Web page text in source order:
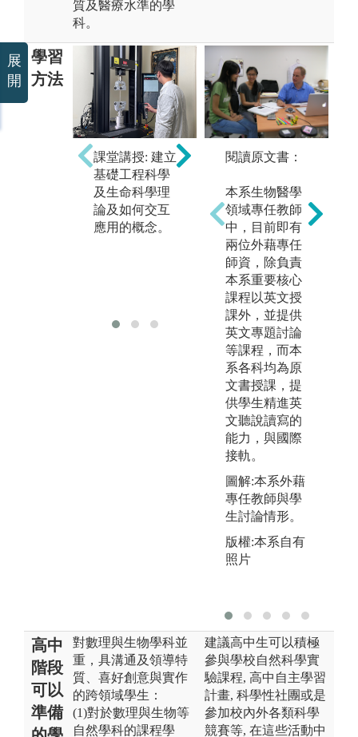
質及醫療水準的學
科。
學習
方法
課堂講授: 建立
基礎工程科學
及生命科學理
論及如何交互
應用的概念。
小組學習: 課程
式進行，從中
學習溝通協調
及團隊合作的
精神與能力。
閱讀原文書：
本系生物醫學
領域專任教師
中，目前即有
兩位外藉專任
師資，除負責
本系重要核心
課程以英文授
課外，並提供
英文專題討論
等課程，而本
系各科均為原
文書授課，提
供學生精進英
文聽說讀寫的
能力，與國際
接軌。
圖解:本系外藉
專任教師與學
生討論情形。
版權:本系自有
照片
高中
階段
可以
準備
對數理與生物學科並
重，具溝通及領導特
質、喜好創意與實作
的跨領域學生：
(1)對於數理與生物等
自然學科的課程學
建議高中生可以積極
參與學校自然科學實
驗課程, 高中自主學習
計畫, 科學性社團或是
參加校內外各類科學
競賽等, 在這些活動中
展
開